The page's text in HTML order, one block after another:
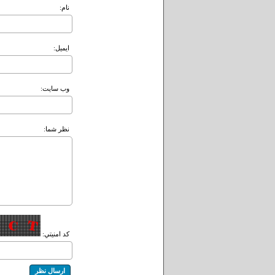
نام:
ايميل:
وب سايت:
نظر شما:
کد امنيتي: